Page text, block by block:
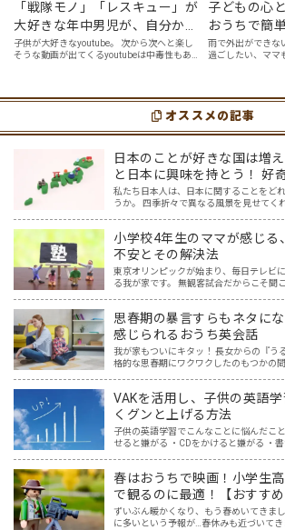
「戦隊モノ」「レスキュー」が
大好きな年中男児が、自分から
好んで見るyoutube英語動画５
選
子供が大好きなyoutube。 次から次へと楽し
そうな動画が出てくるyoutubeは中毒性もあ
youtubeやゲーム、アプリだ…
子どもの心
おうちで簡
ガを楽しめ
７選
雨で外出ができな
過ごしたい、ママ
スメの「youtube
オススメの記事
日本のことが好きな国は増
と日本に興味を持とう！ 好
る魔法のツール「Google
私たち日本人は、日本に関することをど
うか。 四季折々で異なる風景を見せてく
小学校4年生のママが感じる
不安とその解決法
東京オリンピックが始まり、毎日テレビ
る我が家です。 無観客試合だからこそ聞
思春期の暴言すらもネタに
感じられるおうち英会話
我が家もついにキタッ！ 長女からの『
格的な思春期にワクワクしたのもつかの
VAKを活用し、子供の英語
くグンと上げる方法
子供の英語学習でこんなことに悩んだこ
せると嫌がる ・CDをかけると嫌がる ・
春はおうちで映画！小学生
で観るのに最適！【おすす
選】
ずいぶん暖かくなり、もう春めいてきま
に多いという予報が…春休みも近づいてき